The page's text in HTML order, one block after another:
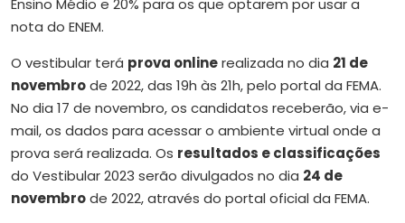
Ensino Médio e 20% para os que optarem por usar a
nota do ENEM.
O vestibular terá prova onlinerealizada no dia 21 de
novembrode 2022, das 19h às 21h, pelo portal da FEMA.
No dia 17 de novembro, os candidatos receberão, via e-
mail, os dados para acessar o ambiente virtual onde a
prova será realizada. Os resultados e classificações
do Vestibular 2023 serão divulgados no dia 24 de
novembrode 2022, através do portal oficial da FEMA.